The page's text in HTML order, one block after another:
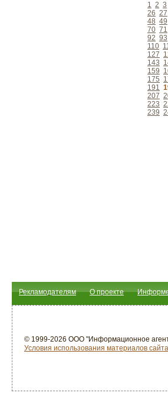
1 2 3
26 27
48 49
70 71
92 93
110
127
143
159
175
191
207
223
239
Рекламодателям О проекте
© 1999-2026 ООО "Информационное
Условия использования материалов